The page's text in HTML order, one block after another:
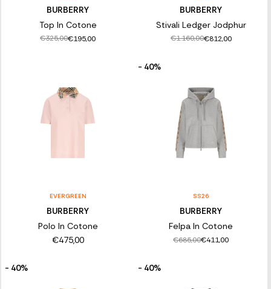
BURBERRY
Top In Cotone
€325,00€195,00
BURBERRY
Stivali Ledger Jodphur
€1.160,00€812,00
EVERGREEN
BURBERRY
Polo In Cotone
€475,00
- 40%
SS26
BURBERRY
Felpa In Cotone
€685,00€411,00
- 40% - 40%